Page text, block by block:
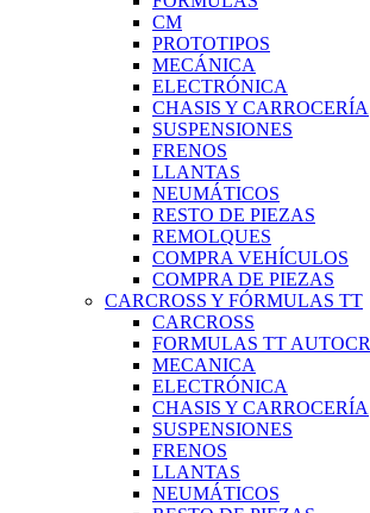
CM
PROTOTIPOS
MECÁNICA
ELECTRÓNICA
CHASIS Y CARROCERÍA
SUSPENSIONES
FRENOS
LLANTAS
NEUMÁTICOS
RESTO DE PIEZAS
REMOLQUES
COMPRA VEHÍCULOS
COMPRA DE PIEZAS
CARCROSS Y FÓRMULAS TT
CARCROSS
FORMULAS TT
MECANICA
ELECTRÓNICA
CHASIS Y CARROCERÍA
SUSPENSIONES
FRENOS
LLANTAS
NEUMÁTICOS